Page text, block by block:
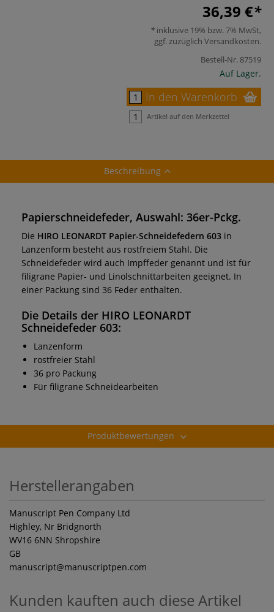
36,39 €
inklusive 19% bzw. 7% MwSt,
ggf. zuzüglich Versandkosten.
Bestell-Nr. 87519
Auf Lager.
In den Warenkorb
Artikel auf den Merkzettel
Beschreibung
Papierschneidefeder, Auswahl: 36er-Pckg.
Die HIRO LEONARDT Papier-Schneidefedern 603 in
Lanzenform besteht aus rostfreiem Stahl. Die
Schneidefeder wird auch Impffeder genannt und ist für
filigrane Papier- und Linolschnittarbeiten geeignet. In
einer Packung sind 36 Feder enthalten.
Die Details der HIRO LEONARDT
Schneidefeder 603:
Lanzenform
rostfreier Stahl
36 pro Packung
Für filigrane Schneidearbeiten
Produktbewertungen
Herstellerangaben
Manuscript Pen Company Ltd
Highley, Nr Bridgnorth
WV16 6NN Shropshire
GB
manuscript@manuscriptpen.com
Kunden kauften auch diese Artikel